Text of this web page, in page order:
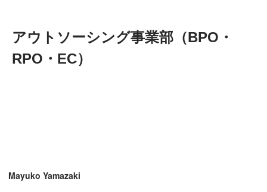
アウトソーシング事業部（BPO・
RPO・EC）
Mayuko Yamazaki